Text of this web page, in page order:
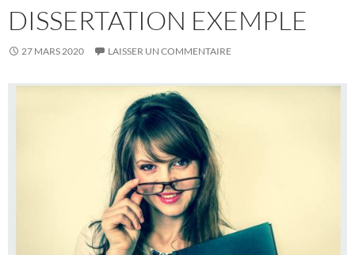
DISSERTATION EXEMPLE
27 MARS 2020 LAISSER UN COMMENTAIRE